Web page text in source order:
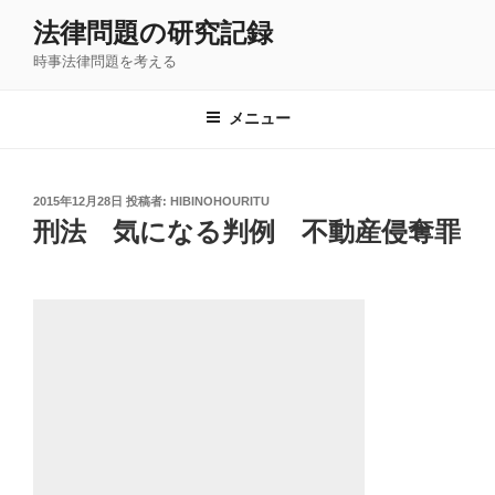
法律問題の研究記録
時事法律問題を考える
メニュー
投
稿
日:
2015年12月28日 投稿者: HIBINOHOURITU
刑法 気になる判例 不動産侵奪罪